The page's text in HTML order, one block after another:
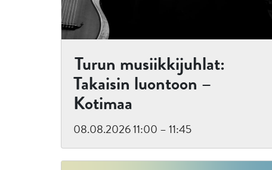
Turun musiikkijuhlat:
Takaisin luontoon –
Kotimaa
08.08.2026 11:00 – 11:45